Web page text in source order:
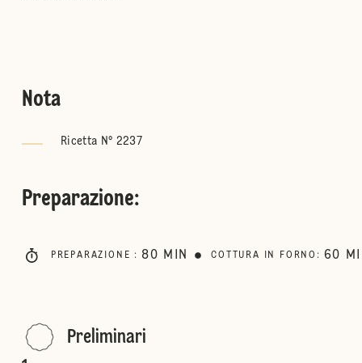
Nota
Ricetta N° 2237
Preparazione:
PREPARAZIONE : 80 MIN COTTURA IN FORNO : 60
Preliminari